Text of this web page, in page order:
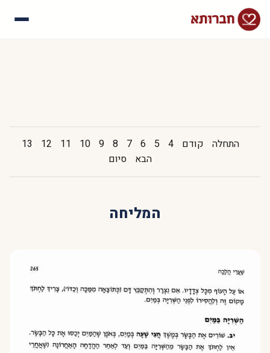
התחלה קודם 4
5
6
7
8
9
10
11
12
13
הבא
סיום
המליחה